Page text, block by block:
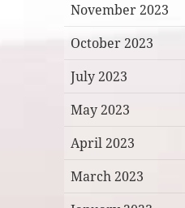
November 2023
October 2023
July 2023
May 2023
April 2023
March 2023